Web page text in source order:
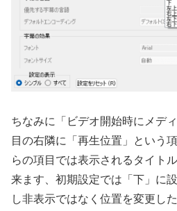
ちなみに「ビデオ開始時にメデ
目の右隣に「再生位置」という
らの項目では表示されるタイト
来ます、初期設定では「下」に
し非表示ではなく位置を変更し